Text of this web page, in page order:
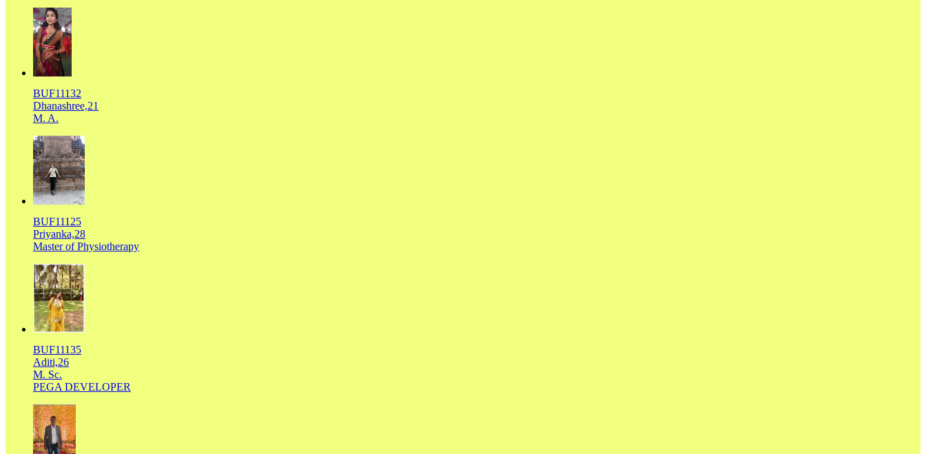
BUF11132
Dhanashree,21
M. A.
BUF11125
Priyanka,28
Master of Physiotherapy
BUF11135
Aditi,26
M. Sc.
PEGA DEVELOPER